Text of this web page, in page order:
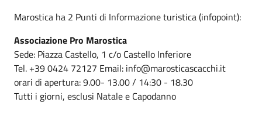
Marostica ha 2 Punti di Informazione turistica (infopoint):
Associazione Pro Marostica
Sede: Piazza Castello, 1 c/o Castello Inferiore
Tel. +39 0424 72127 Email: info@marosticascacchi.it
orari di apertura: 9.00- 13.00 / 14:30 - 18.30
Tutti i giorni, esclusi Natale e Capodanno